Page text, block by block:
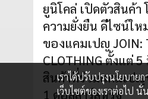
ยูนิโคล่ เปิดตัวสินค้า
ความยั่งยืน ดีไซน์ใ
ของแคมเปญ JOIN:
CLOTHING ตั้งแต่
สินค้าที่ร่วมแคมเปญ
1 ดอลลาร์สหรัฐ
เราได้ปรับปรุงนโยบา
เว็บไซต์ของเราต่อไป